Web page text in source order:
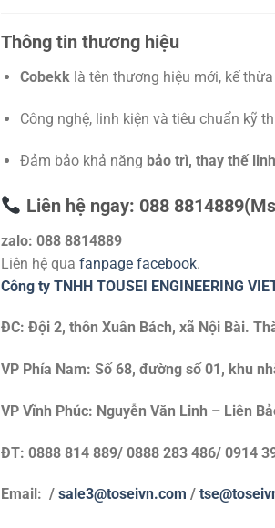
Thông tin thương hiệu
Cobekklà tên thương hiệu mới, kế
Công nghệ, linh kiện và tiêu chuẩn kỹ
Đảm bảo khả năng bảo trì, thay thế
Liên hệ ngay: 088
zalo: 088 8814889
Liên hệ qua fanpage facebook.
Công ty TNHH TOUSEI ENGINEERING
ĐC: Đội 2, thôn Xuân Bách, xã Nội Bài.
VP Phía Nam: Số 68, đường số 01, khu
VP Vĩnh Phúc: Nguyễn Văn Linh – Liên
ĐT: 0888 814 889/ 0888 283 486/ 0914
Email: / sale3@toseivn.com /